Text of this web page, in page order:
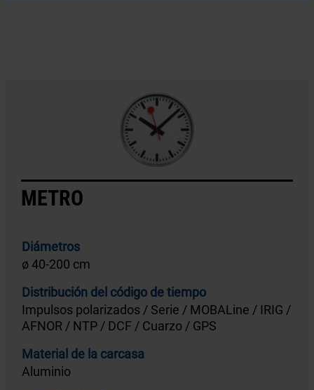
METRO
Diámetros
ø 40-200 cm
Distribución del código de tiempo
Impulsos polarizados / Serie / MOBALine / IRIG /
AFNOR / NTP / DCF / Cuarzo / GPS
Material de la carcasa
Aluminio